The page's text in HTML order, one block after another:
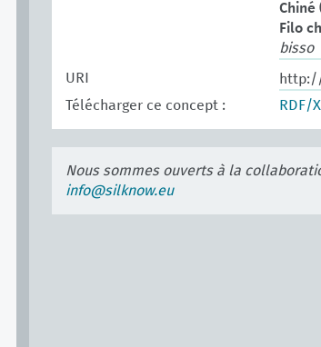
Chiné
Filo
bisso
URI
Télécharger ce concept :
RDF/
Nous sommes ouverts à la
info@silknow.eu